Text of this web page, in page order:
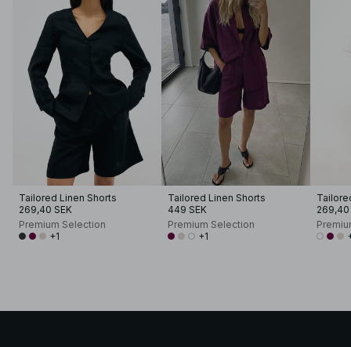
Tailored Linen Shorts
269,40 SEK
Premium Selection
+1
Tailored Linen Shorts
449 SEK
Premium Selection
+1
269,40